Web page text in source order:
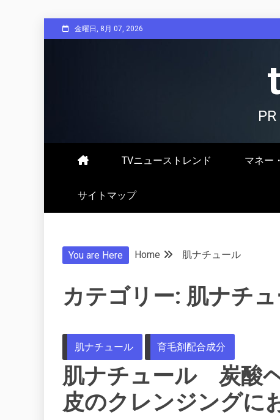
to
金曜日, 8月 07, 2026
TVニューストレンド マネー
サイトマップ
You are Here Home 肌ナチュール
カテゴリー: 肌ナチ
肌ナチュール 育毛剤配合成分
肌ナチュール 炭酸
皮のクレンジングに